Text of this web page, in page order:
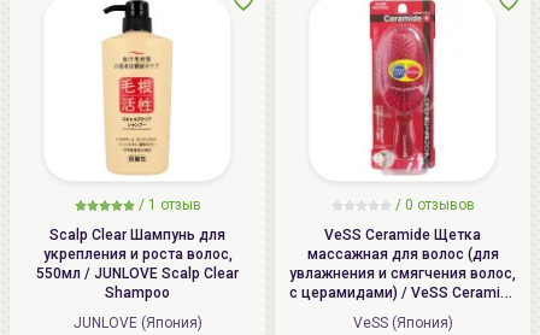
/ 1 отзыв
Scalp Clear Шампунь для
укрепления и роста волос,
550мл / JUNLOVE Scalp Clear
Shampoo
JUNLOVE (Япония)
/ 0 отзывов
VeSS Ceramide Щетка
массажная для волос (для
увлажнения и смягчения волос,
с церамидами) / VeSS Ceramide
Brush, CRM-500
VeSS (Япония)